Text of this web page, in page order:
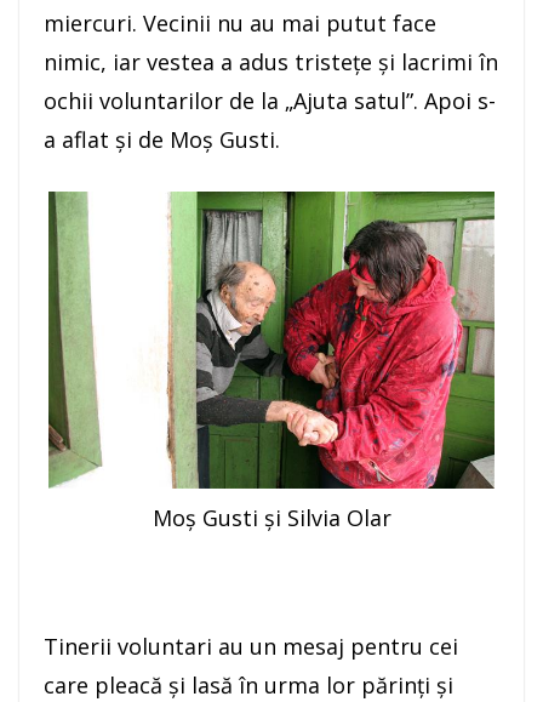
miercuri. Vecinii nu au mai putut face
nimic, iar vestea a adus tristeţe şi lacrimi în
ochii voluntarilor de la „Ajuta satul”. Apoi s-
a aflat şi de Moş Gusti.
Moș Gusti și Silvia Olar
Tinerii voluntari au un mesaj pentru cei
care pleacă şi lasă în urma lor părinţi şi